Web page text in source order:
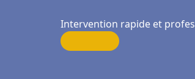
Intervention rapide et